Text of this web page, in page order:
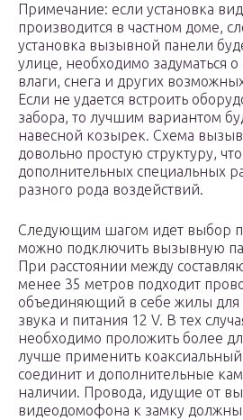
Примечание: если установка
производится в частном доме,
установка вызывной панели
улице, необходимо задуматься
влаги, снега и других
Если не удается встроить
забора, то лучшим вариантом
навесной козырек. Схема
довольно простую структуру,
дополнительных специальных
разного рода воздействий.
Следующим шагом идет выбор
можно подключить вызывную
При расстоянии между
менее 35 метров подходит
объединяющий в себе жилы для
звука и питания 12 V. В тех
необходимо проложить более
лучше применить коаксиальный
соединит и дополнительные
наличии. Провода, идущие от
видеодомофона к замку